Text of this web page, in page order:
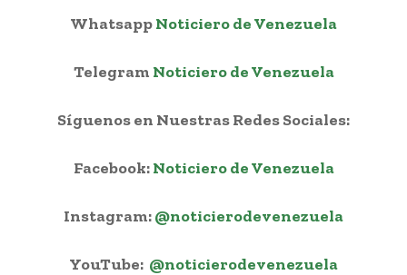
WhatsappNoticiero de Venezuela
Telegram Noticiero de Venezuela
Síguenos en Nuestras Redes Sociales:
Facebook:Noticiero de Venezuela
Instagram:@noticierodevenezuela
YouTube: @noticierodevenezuela